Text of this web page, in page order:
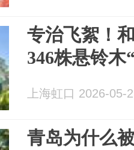
专治飞絮！
346株悬铃木
上海虹口 2026-05-
青岛为什么